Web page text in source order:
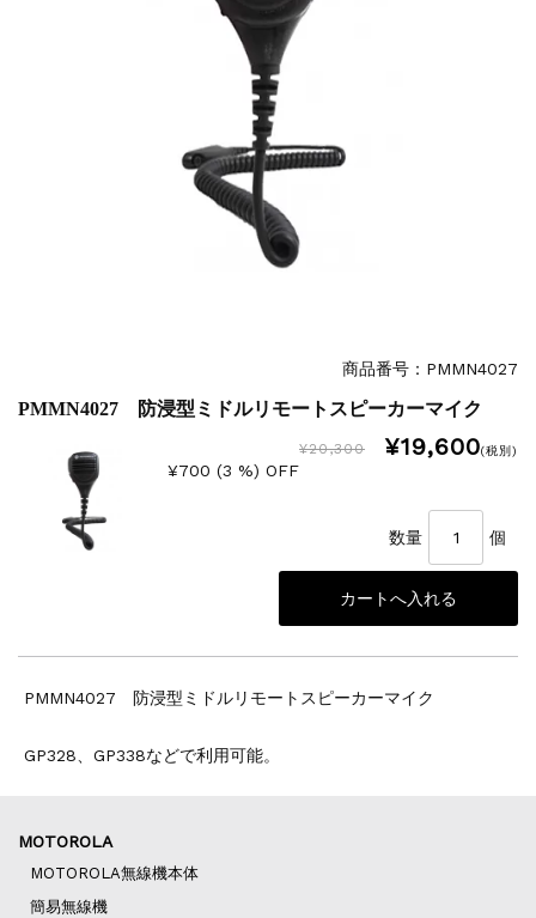
商品番号：PMMN4027
PMMN4027 防浸型ミドルリモートスピーカーマイク
¥20,300 ¥19,600(税別)
¥700 (3 %) OFF
数量 個
PMMN4027 防浸型ミドルリモートスピーカーマイク
GP328、GP338などで利用可能。
MOTOROLA
MOTOROLA無線機本体
簡易無線機